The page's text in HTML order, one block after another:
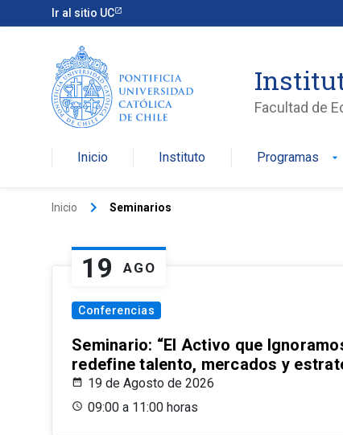
Ir al sitio UC
Facultad de
Inicio Instituto Programas arrow_drop_down
Inicio keyboard_arrow_right Seminarios
19 AGO
Conferencias
Seminario: “El Activo que
redefine talento, mercados y
19 de Agosto de 2026
09:00 a 11:00 horas